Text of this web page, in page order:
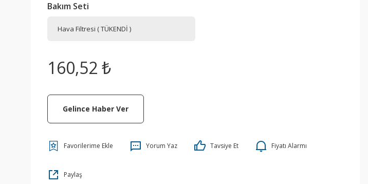
Bakım Seti
160,52 ₺
Gelince Haber Ver
Yorum Yaz Tavsiye Et Fiyatı Alarmı
Paylaş